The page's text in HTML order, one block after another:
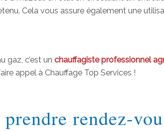
Cela vous assure également une
gaz, c’est un chauffagiste professionnel
appel à Chauffage Top Services !
rendez-